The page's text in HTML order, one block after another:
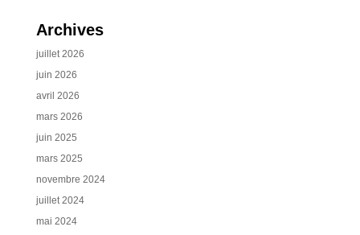
Archives
juillet 2026
juin 2026
avril 2026
mars 2026
juin 2025
mars 2025
novembre 2024
juillet 2024
mai 2024